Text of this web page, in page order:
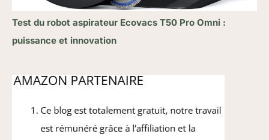
Test du robot aspirateur Ecovacs T50 Pro Omni :
puissance et innovation